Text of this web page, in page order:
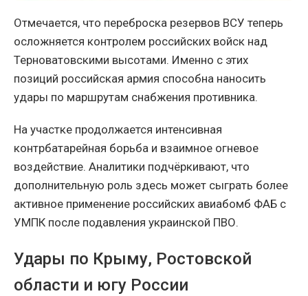
Отмечается, что переброска резервов ВСУ теперь
осложняется контролем российских войск над
Терноватовскими высотами. Именно с этих
позиций российская армия способна наносить
удары по маршрутам снабжения противника.
На участке продолжается интенсивная
контрбатарейная борьба и взаимное огневое
воздействие. Аналитики подчёркивают, что
дополнительную роль здесь может сыграть более
активное применение российских авиабомб ФАБ с
УМПК после подавления украинской ПВО.
Удары по Крыму, Ростовской
области и югу России